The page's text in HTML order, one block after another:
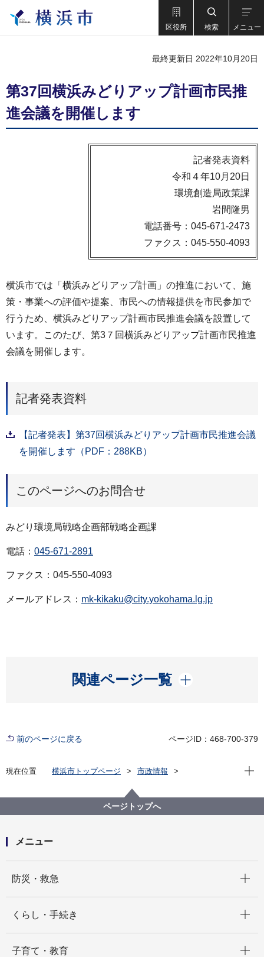
区役所 検索 メニュー
最終更新日 2022年10月20日
第37回横浜みどりアップ計画市民推
進会議を開催します
記者発表資料
令和４年10月20日
環境創造局政策課
岩間隆男
電話番号：045-671-2473
ファクス：045-550-4093
横浜市では「横浜みどりアップ計画」の推進において、施
策・事業への評価や提案、市民への情報提供を市民参加で
行うため、横浜みどりアップ計画市民推進会議を設置して
います。このたび、第3７回横浜みどりアップ計画市民推進
会議を開催します。
記者発表資料
【記者発表】第37回横浜みどりアップ計画市民推進会議
を開催します（PDF：288KB）
このページへのお問合せ
みどり環境局戦略企画部戦略企画課
電話： 045-671-2891
ファクス：045-550-4093
メールアドレス： mk-kikaku@city.yokohama.lg.jp
関連ページ一覧
開く
前のページに戻る ページID：468-700-379
現在位置 横浜市トップページ
市政情報
第37回横浜みどりアップ計画市民推進会議を開催しま
す
現在
ページトップへ
メニュー
防災・救急
くらし・手続き
子育て・教育